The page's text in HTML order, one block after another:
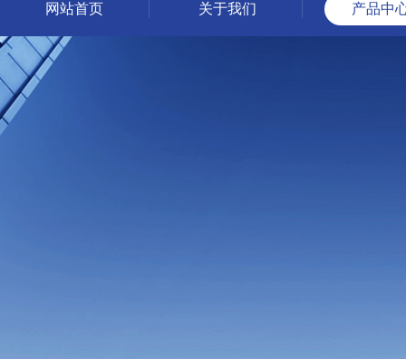
网站首页 关于我们 产品中